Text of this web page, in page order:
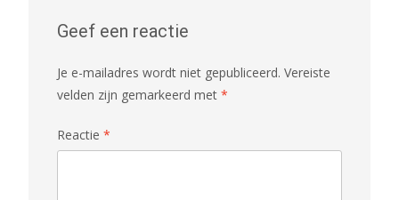
Geef een reactie
Je e-mailadres wordt niet gepubliceerd. Vereiste
velden zijn gemarkeerd met *
Reactie *